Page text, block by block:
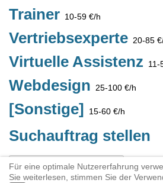
Trainer 10-59 €/h
Vertriebsexperte 20-85
Virtuelle Assistenz 11-
Webdesign 25-100 €/h
[Sonstige] 15-60 €/h
Suchauftrag stellen
Eintragung als Freelancer
Für eine optimale Nutzererfahrung
Sie weiterlesen, stimmen Sie der